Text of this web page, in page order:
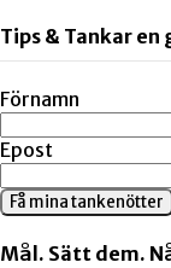
Tips & Tankar en
Förnamn
Epost
Få mina tankenötter
Mål. Sätt dem.